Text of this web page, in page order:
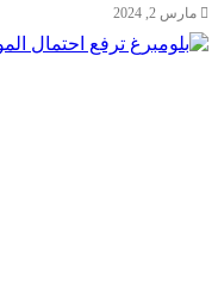
مارس 2, 2024